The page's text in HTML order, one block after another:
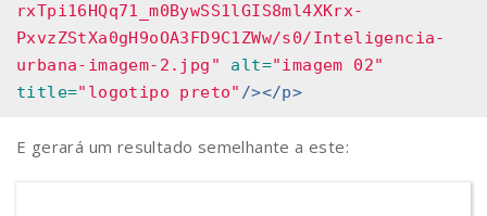
rxTpi16HQq71_m0BywSS1lGIS8ml4XKrx-
PxvzZStXa0gH9oOA3FD9C1ZWw/s0/Inteligencia-
urbana-imagem-2.jpg"
alt="imagem 02"
title="logotipo preto" /></p>
E gerará um resultado semelhante a este: